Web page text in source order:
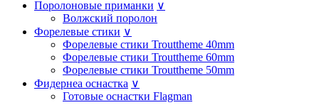
Поролоновые приманки ∨
Волжский поролон
Форелевые стики ∨
Форелевые стики Trouttheme 40mm
Форелевые стики Trouttheme 60mm
Форелевые стики Trouttheme 50mm
Фидернеа оснастка ∨
Готовые оснастки Flagman